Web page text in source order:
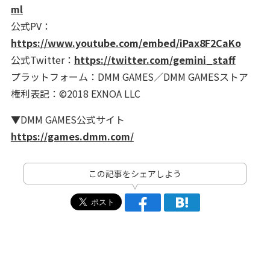
ml
公式PV：
https://www.youtube.com/embed/iPax8F2CaKo
公式Twitter： https://twitter.com/gemini_staff
プラットフォーム：DMM GAMES／DMM GAMESストア
権利表記：©2018 EXNOA LLC
▼DMM GAMES公式サイト
https://games.dmm.com/
この記事をシェアしよう